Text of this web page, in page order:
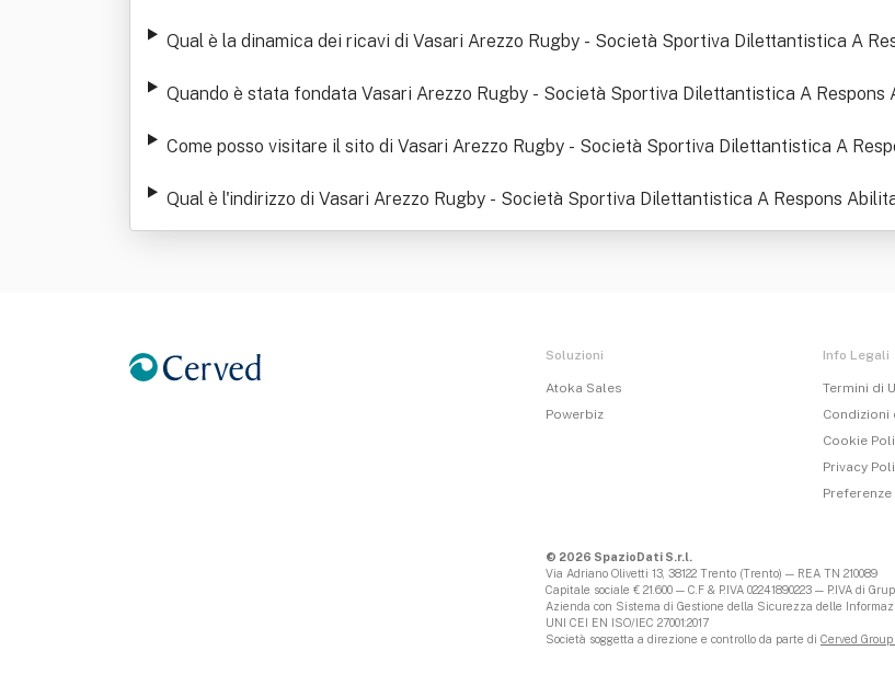
Qual è la dinamica dei ricavi di Vasari Arezzo Rugby - Società Sportiva Dilettantistica A
Quando è stata fondata Vasari Arezzo Rugby - Società Sportiva Dilettantistica A Respons
Come posso visitare il sito di Vasari Arezzo Rugby - Società Sportiva Dilettantistica A
Qual è l'indirizzo di Vasari Arezzo Rugby - Società Sportiva Dilettantistica A Respons
Soluzioni
Atoka Sales
Powerbiz
Info Legali
Termini di
Cookie
Privacy
© 2026 SpazioDati S.r.l.
Via Adriano Olivetti 13, 38122 Trento (Trento) — REA TN 210089
Capitale sociale € 21.600 — C.F & P.IVA 02241890223 — P.IVA di
Azienda con Sistema di Gestione della Sicurezza delle
UNI CEI EN ISO/IEC 27001:2017
Società soggetta a direzione e controllo da parte di Cerved Group